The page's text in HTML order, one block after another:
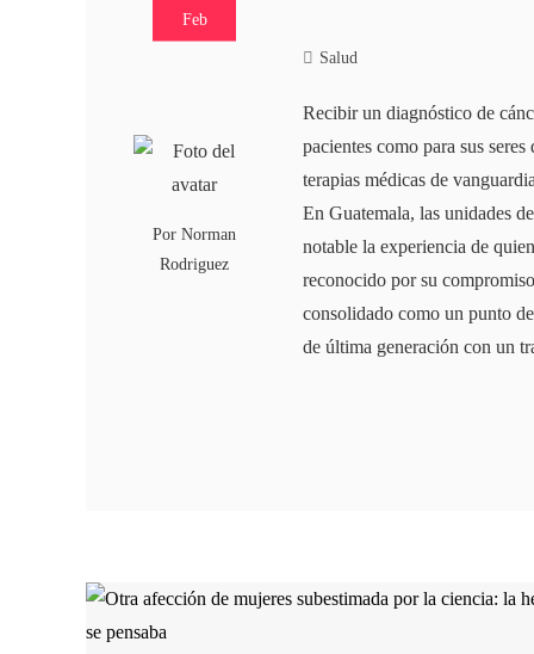
Feb
PorNorman
Rodriguez
Salud
Recibir un diagnóstico de
pacientes como para sus
terapias médicas de
En Guatemala, las unidades
notable la experiencia de
reconocido por su
consolidado como un punto
de última generación con un